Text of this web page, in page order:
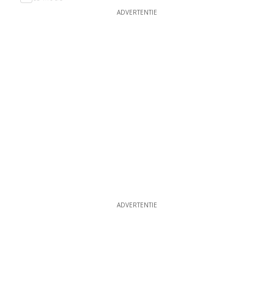
ADVERTENTIE
ADVERTENTIE